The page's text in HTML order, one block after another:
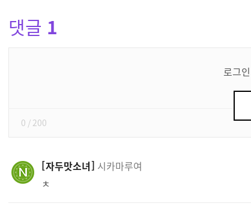
댓글 1
로그
0 / 200
자두맛소녀 시카마루여
ㅊ